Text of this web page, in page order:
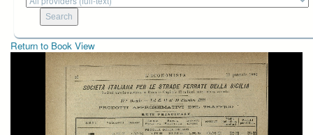
Return to Book View